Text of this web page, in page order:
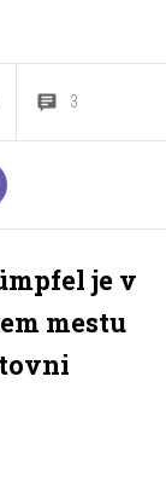
3
je v
mestu